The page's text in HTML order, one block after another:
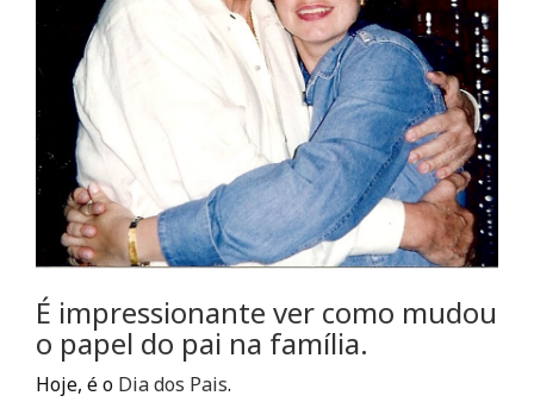
É impressionante ver como mudou
o papel do pai na família.
Hoje, é o Dia dos Pais.